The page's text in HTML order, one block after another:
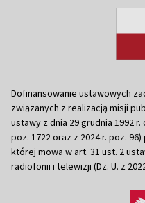
Dofinansowanie ustawowych
związanych z realizacją misji
ustawy z dnia 29 grudnia 1992
poz. 1722 oraz z 2024 r. poz.
której mowa w art. 31 ust. 2
radiofonii i telewizji (Dz. U. z